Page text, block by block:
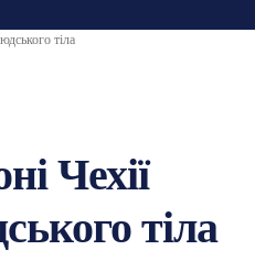
тіла
Чехії
тіла